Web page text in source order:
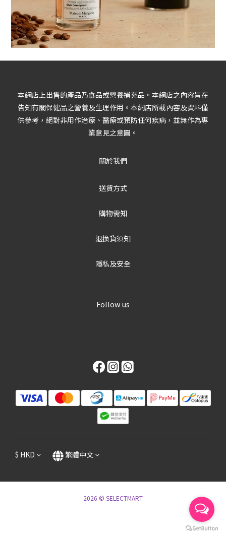
立即購買
本網店上出售的產品乃食品或營養補充品。本網店之內容旨在
告知有關保健品之營養及生理作用。本網店所載內容及資料僅
供參考，絕對非用作治療、醫療或預防任何疾病，並無作為專
業意見之意圖。
關於我們
送貨方式
購物需知
退換貨須知
隱私及安全
Follow us
$ HKD 繁體中文
2026 © SELECTMART